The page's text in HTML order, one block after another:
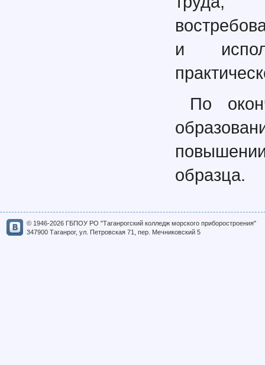
и
По
образца.
© 1946-2026 ГБПОУ РО "Таганрогский колледж морского приборостроения"
347900 Таганрог, ул. Петровская 71, пер. Мечниковский 5